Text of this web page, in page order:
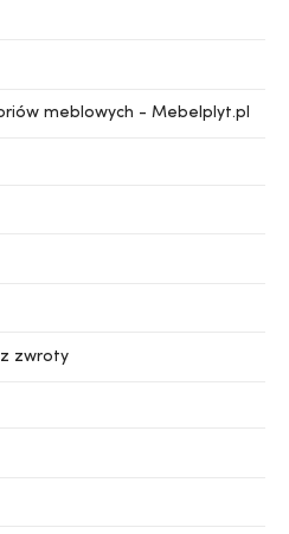
meblowych - Mebelplyt.pl
zwroty